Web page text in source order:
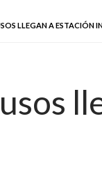
LLEGAN A ESTACIÓN